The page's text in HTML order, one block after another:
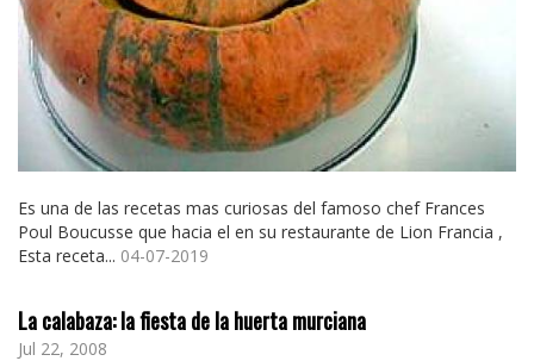
Es una de las recetas mas curiosas del famoso chef Frances
Poul Boucusse que hacia el en su restaurante de Lion Francia ,
Esta receta... 04-07-2019
La calabaza: la fiesta de la huerta murciana
Jul 22, 2008